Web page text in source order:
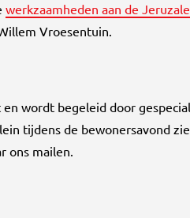
werkzaamheden aan de
Vroesentuin.
wordt begeleid door
tijdens de bewonersavond
ons mailen.